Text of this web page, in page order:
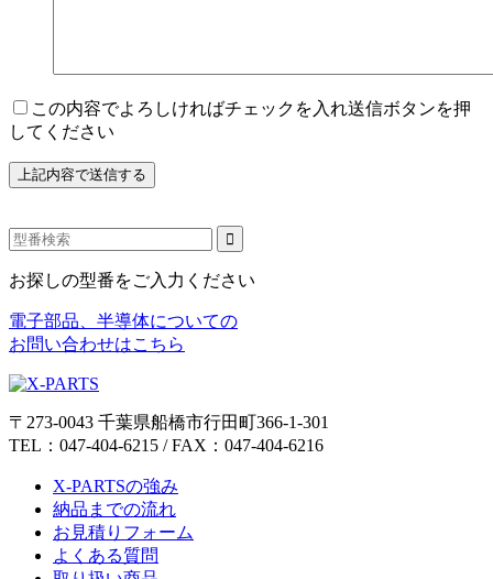
この内容でよろしければチェックを入れ送信ボタンを押
してください
お探しの型番をご入力ください
電子部品、半導体についての
お問い合わせはこちら
〒273-0043 千葉県船橋市行田町366-1-301
TEL：047-404-6215 / FAX：047-404-6216
X-PARTSの強み
納品までの流れ
お見積りフォーム
よくある質問